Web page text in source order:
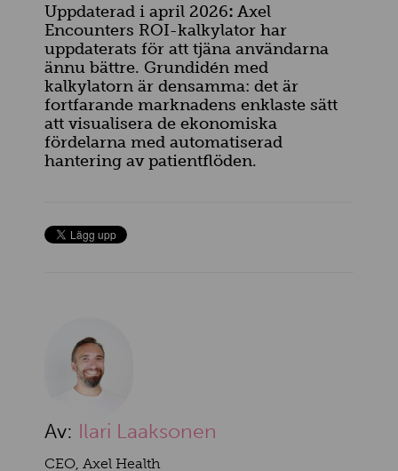
Uppdaterad i april 2026: Axel
Encounters ROI-kalkylator har
uppdaterats för att tjäna användarna
ännu bättre. Grundidén med
kalkylatorn är densamma: det är
fortfarande marknadens enklaste sätt
att visualisera de ekonomiska
fördelarna med automatiserad
hantering av patientflöden.
Av: Ilari Laaksonen
CEO, Axel Health